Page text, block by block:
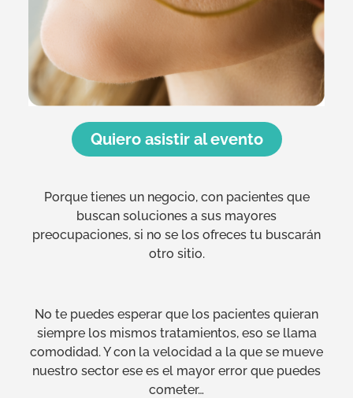
Quiero asistir al evento
Porque tienes un negocio, con pacientes que
buscan soluciones a sus mayores
preocupaciones, si no se los ofreces tu buscarán
otro sitio.
No te puedes esperar que los pacientes quieran
siempre los mismos tratamientos, eso se llama
comodidad. Y con la velocidad a la que se mueve
nuestro sector ese es el mayor error que puedes
cometer…